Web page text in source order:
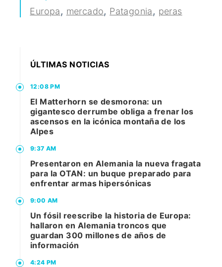
Europa, mercado, Patagonia, peras
ÚLTIMAS NOTICIAS
12:08 PM
El Matterhorn se desmorona: un
gigantesco derrumbe obliga a frenar los
ascensos en la icónica montaña de los
Alpes
9:37 AM
Presentaron en Alemania la nueva fragata
para la OTAN: un buque preparado para
enfrentar armas hipersónicas
9:00 AM
Un fósil reescribe la historia de Europa:
hallaron en Alemania troncos que
guardan 300 millones de años de
información
4:24 PM